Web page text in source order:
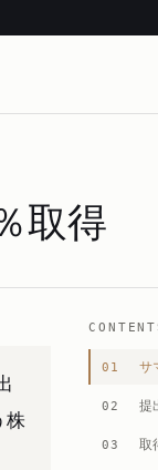
取得
01 サ
02 提
03 取
株